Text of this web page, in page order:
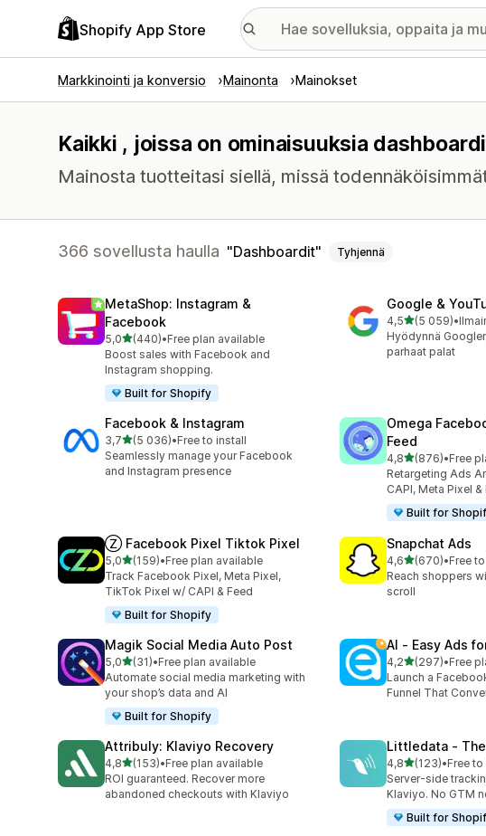
Shopify App Store
Markkinointi ja konversio Mainonta Mainokset
Kaikki , joissa on ominaisuuksia
Mainosta tuotteitasi siellä, missä
366 sovellusta haulla Dashboardit Tyhjennä
MetaShop: Instagram &
Facebook
5,0/ 5 tähteä
(440)
440 arvostelua yhteensä
•Free plan available
Boost sales with Facebook and
Instagram shopping.
Built for Shopify
Google &
4,5/ 5 tähteä
(5 059)
5059 arvostelua
•
Hyödynnä
parhaat palat
Facebook & Instagram
3,7/ 5 tähteä
(5 036)
5036 arvostelua yhteensä
•Free to install
Seamlessly manage your Facebook
and Instagram presence
Omega
Feed
4,8/ 5 tähteä
(876)
876 arvostelua
•Free
Retargeting Ads
CAPI, Meta Pixel &
Built for
Ⓩ Facebook Pixel Tiktok Pixel
5,0/ 5 tähteä
(159)
159 arvostelua yhteensä
•Free plan available
Track Facebook Pixel, Meta Pixel,
TikTok Pixel w/ CAPI & Feed
Built for Shopify
Snapchat Ads
4,6/ 5 tähteä
(670)
670 arvostelua
•Free
Reach shoppers
scroll
Magik Social Media Auto Post
5,0/ 5 tähteä
(31)
31 arvostelua yhteensä
•Free plan available
Automate social media marketing with
your shop’s data and AI
Built for Shopify
AI ‑ Easy Ads
4,2/ 5 tähteä
(297)
297 arvostelua
•Free
Launch a
Funnel That
Attribuly: Klaviyo Recovery
4,8/ 5 tähteä
(153)
153 arvostelua yhteensä
•Free plan available
ROI guaranteed. Recover more
abandoned checkouts with Klaviyo
Littledata ‑
4,8/ 5 tähteä
(123)
123 arvostelua
•Free
Server-side
Klaviyo. No GTM
Built for